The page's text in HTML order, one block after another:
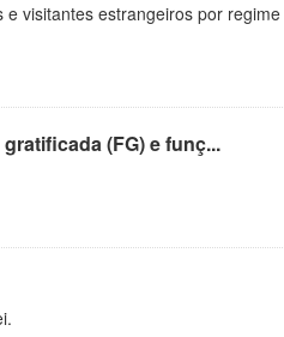
visitantes estrangeiros por
(FG) e funç...